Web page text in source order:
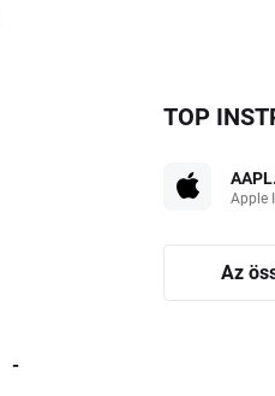
-
TOP
Apple
Az